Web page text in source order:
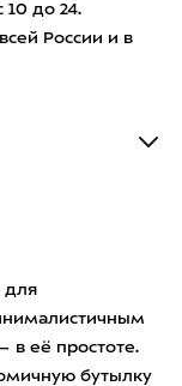
до 24.
России и в
для
в её простоте.
бутылку